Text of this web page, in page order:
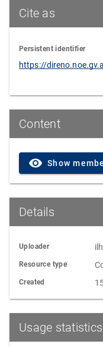
Cite as
Persistent identifier
https://
Content
Show
Details
Uploader
Resource type
Created
Usage statistics